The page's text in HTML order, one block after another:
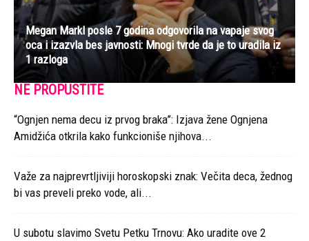
Megan Markl posle 7 godina odgovorila na vapaje svog
oca i izazvla bes javnosti: Mnogi tvrde da je to uradila iz
1 razloga
NE PROPUSTITE
“Ognjen nema decu iz prvog braka”: Izjava žene Ognjena
Amidžića otkrila kako funkcioniše njihova...
Važe za najprevrtljiviji horoskopski znak: Večita deca, žednog
bi vas preveli preko vode, ali...
U subotu slavimo Svetu Petku Trnovu: Ako uradite ove 2